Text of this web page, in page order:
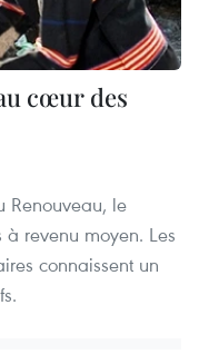
cœur des
le
revenu moyen. Les
connaissent un